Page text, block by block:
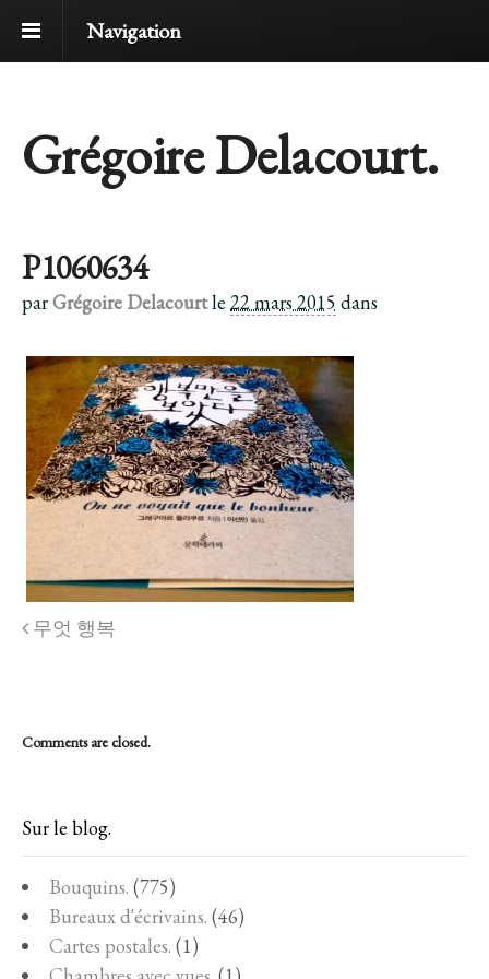
Navigation
Grégoire Delacourt.
P1060634
parGrégoire Delacourtle 22 mars 2015 dans
무엇 행복
Comments are closed.
Sur le blog.
Bouquins. (775)
Bureaux d'écrivains. (46)
Cartes postales. (1)